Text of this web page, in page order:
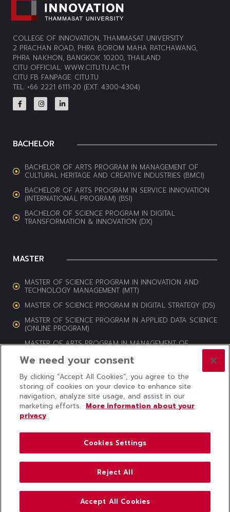
COLLEGE OF INNOVATION, THAMMASAT UNIVERSITY
2 PRACHAN ROAD, PHRA BOROM MAHA RATCHAWANG,
PHRA NAKHON, BANGKOK 10200, THAILAND
CITU OFFICIAL: WWW.CITU.TU.AC.TH
CITU FB FANPAGE: CITU.TU
TEL: +66 2221 6111-20 (EXT. 4300-4304)
BACHELOR
BACHELOR OF ARTS PROGRAM IN MANAGEMENT OF
CULTURAL HERITAGE AND CREATIVE INDUSTRIES (BMCI)
BACHELOR OF ARTS PROGRAM IN SERVICE INNOVATION
(INTERNATIONAL PROGRAM) (BSI)
BACHELOR OF SCIENCE PROGRAM IN DIGITAL
TRANSFORMATION & INNOVATION (DX)
MASTER
MASTER OF SCIENCE PROGRAM IN INNOVATION AND
TECHNOLOGY MANAGEMENT (MTT)
MASTER OF SCIENCE PROGRAM IN DIGITAL STRATEGY (DS)
MASTER OF SCIENCE PROGRAM IN APPLIED DATA SCIENCE
(ONLINE PROGRAM)
MASTER OF ARTS PROGRAM IN MANAGEMENT OF
© 2024 COLLEGE OF INNOVATION, THAMMASAT UNIVERSITY ALL
RIGHTS RESERVED
Subscribe to CITU News
We need your consent
By clicking “Accept All Cookies”, you agree to the
storing of cookies on your device to enhance site
navigation, analyze site usage, and assist in our
marketing efforts. More information about your
privacy
Cookies Settings
Reject All
Accept All Cookies